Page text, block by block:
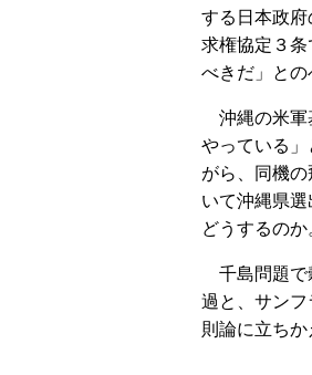
する日本政
求権協定３条
べきだ」との
沖縄の米軍
やっている
がら、同機
いて沖縄県
どうするの
千島問題で
過と、サン
則論に立ち